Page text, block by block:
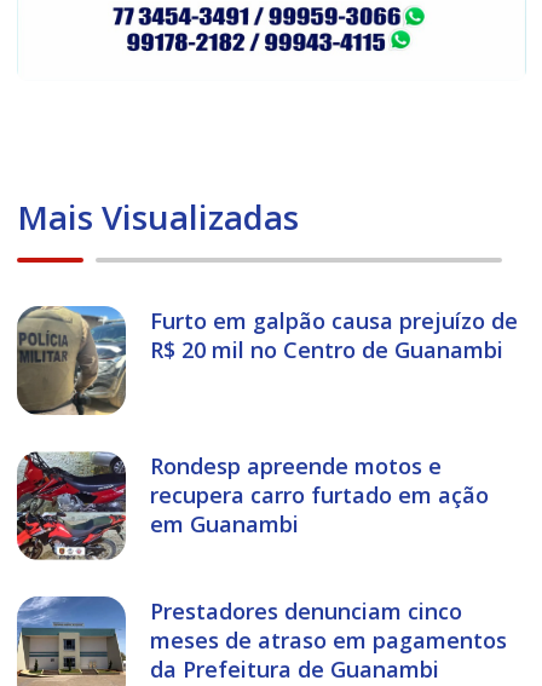
Mais Visualizadas
Furto em galpão causa prejuízo de
R$ 20 mil no Centro de Guanambi
Rondesp apreende motos e
recupera carro furtado em ação
em Guanambi
Prestadores denunciam cinco
meses de atraso em pagamentos
da Prefeitura de Guanambi